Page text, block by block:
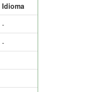
Idioma
-
-